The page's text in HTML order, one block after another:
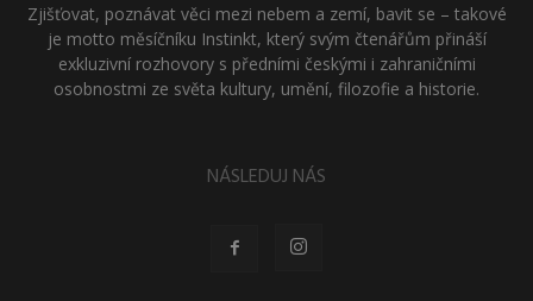
Zjišťovat, poznávat věci mezi nebem a zemí, bavit se – takové
je motto měsíčníku Instinkt, který svým čtenářům přináší
exkluzivní rozhovory s předními českými i zahraničními
osobnostmi ze světa kultury, umění, filozofie a historie.
NÁSLEDUJ NÁS